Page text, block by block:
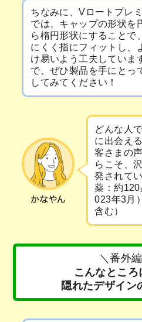
ちなみに、Vロートプレ
では、キャップの形状を
ら楕円形状にすることで
にくく指にフィットし、
け易いよう工夫していま
で、ぜひ製品を手にとっ
してみてください！
どんな人
に出会え
客さまの
らこそ、
発されて
薬：約
023年3月
含む）
＼番外
こんなところ
隠れたデザイン